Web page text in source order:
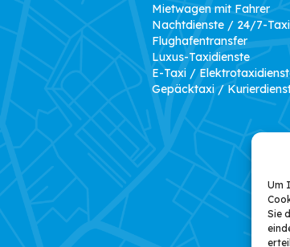
Um
Sie
Mietwagen mit Fahrer
Nachtdienste / 24/7-
Flughafentransfer
Luxus-Taxidienste
E-Taxi /
Gepäcktaxi /